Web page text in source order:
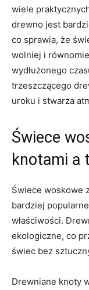
wiele
drewno ‍jest
co sprawia, że​
wolniej i
wydłużonego⁣
trzeszczącego
uroku ⁣i⁤ stwarza
Świece
knotami a
Świece ⁢woskowe
bardziej
‍właściwości.
ekologiczne, ‍co
świec bez
Drewniane knoty